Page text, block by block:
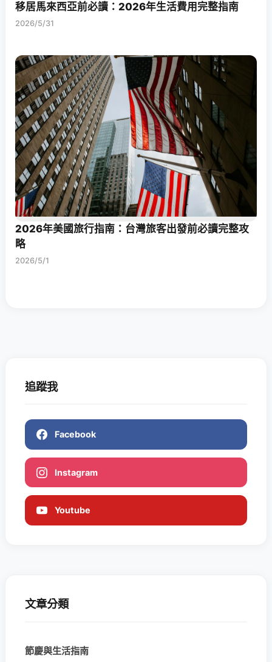
移居馬來西亞前必讀：2026年生活費用完整指南
2026/5/31
2026年美國旅行指南：台灣旅客出發前必讀完整攻
略
2026/5/1
追蹤我
Facebook
Instagram
Youtube
文章分類
節慶與生活指南